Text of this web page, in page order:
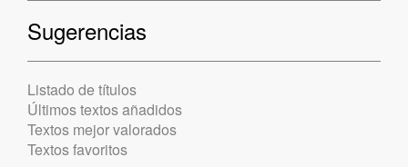
Sugerencias
Listado de títulos
Últimos textos añadidos
Textos mejor valorados
Textos favoritos